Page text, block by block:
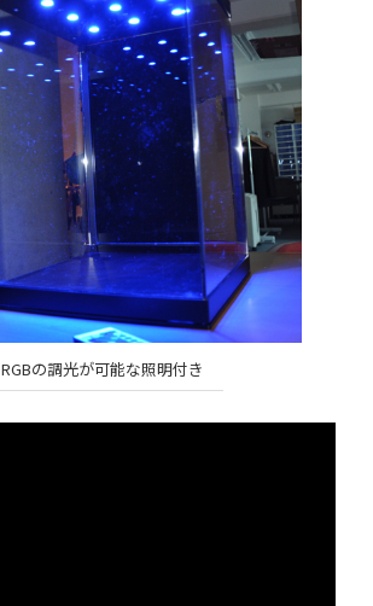
RGBの調光が可能な照明付き